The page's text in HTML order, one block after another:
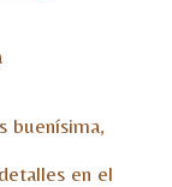
buenísima,
en el